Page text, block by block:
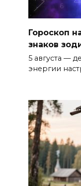
Гороскоп
знаков
5 августа —
энергии